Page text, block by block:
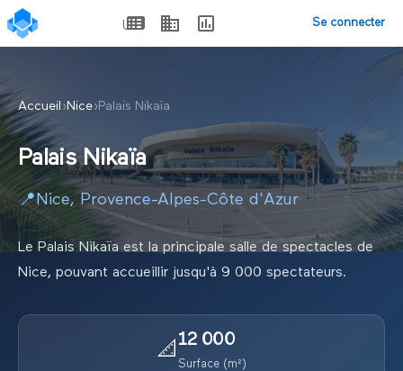
Se connecter
Accueil › Nice› Palais Nikaïa
Palais Nikaïa
📍Nice, Provence-Alpes-Côte d'Azur
Le Palais Nikaïa est la principale salle de spectacles de
Nice, pouvant accueillir jusqu'à 9 000 spectateurs.
📐 12 000
Surface (m²)